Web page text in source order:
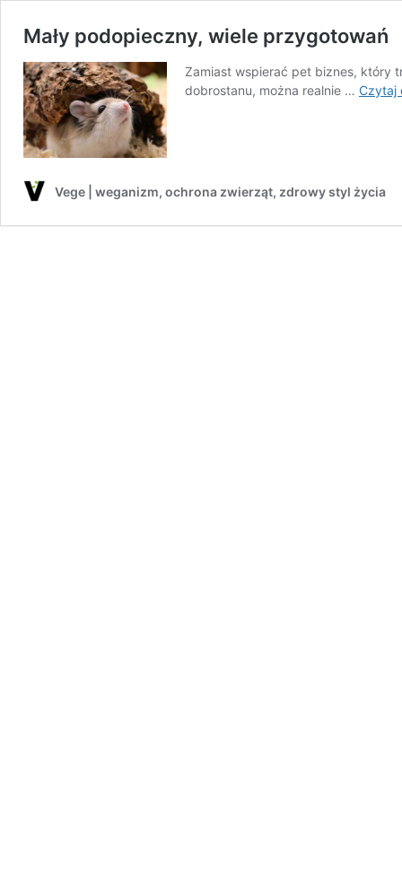
Mały podopieczny, wiele przygotowań
Zamiast wspierać pet biznes, który
dobrostanu, można realnie … Czytaj
Vege | weganizm, ochrona zwierząt, zdrowy styl życia